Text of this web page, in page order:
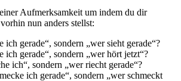
Aufmerksamkeit um indem du dir
nun anders stellst:
ich gerade“, sondern „wer sieht gerade“?
ich gerade“, sondern „wer hört jetzt“?
ich“, sondern „wer riecht gerade“?
ich gerade“, sondern „wer schmeckt